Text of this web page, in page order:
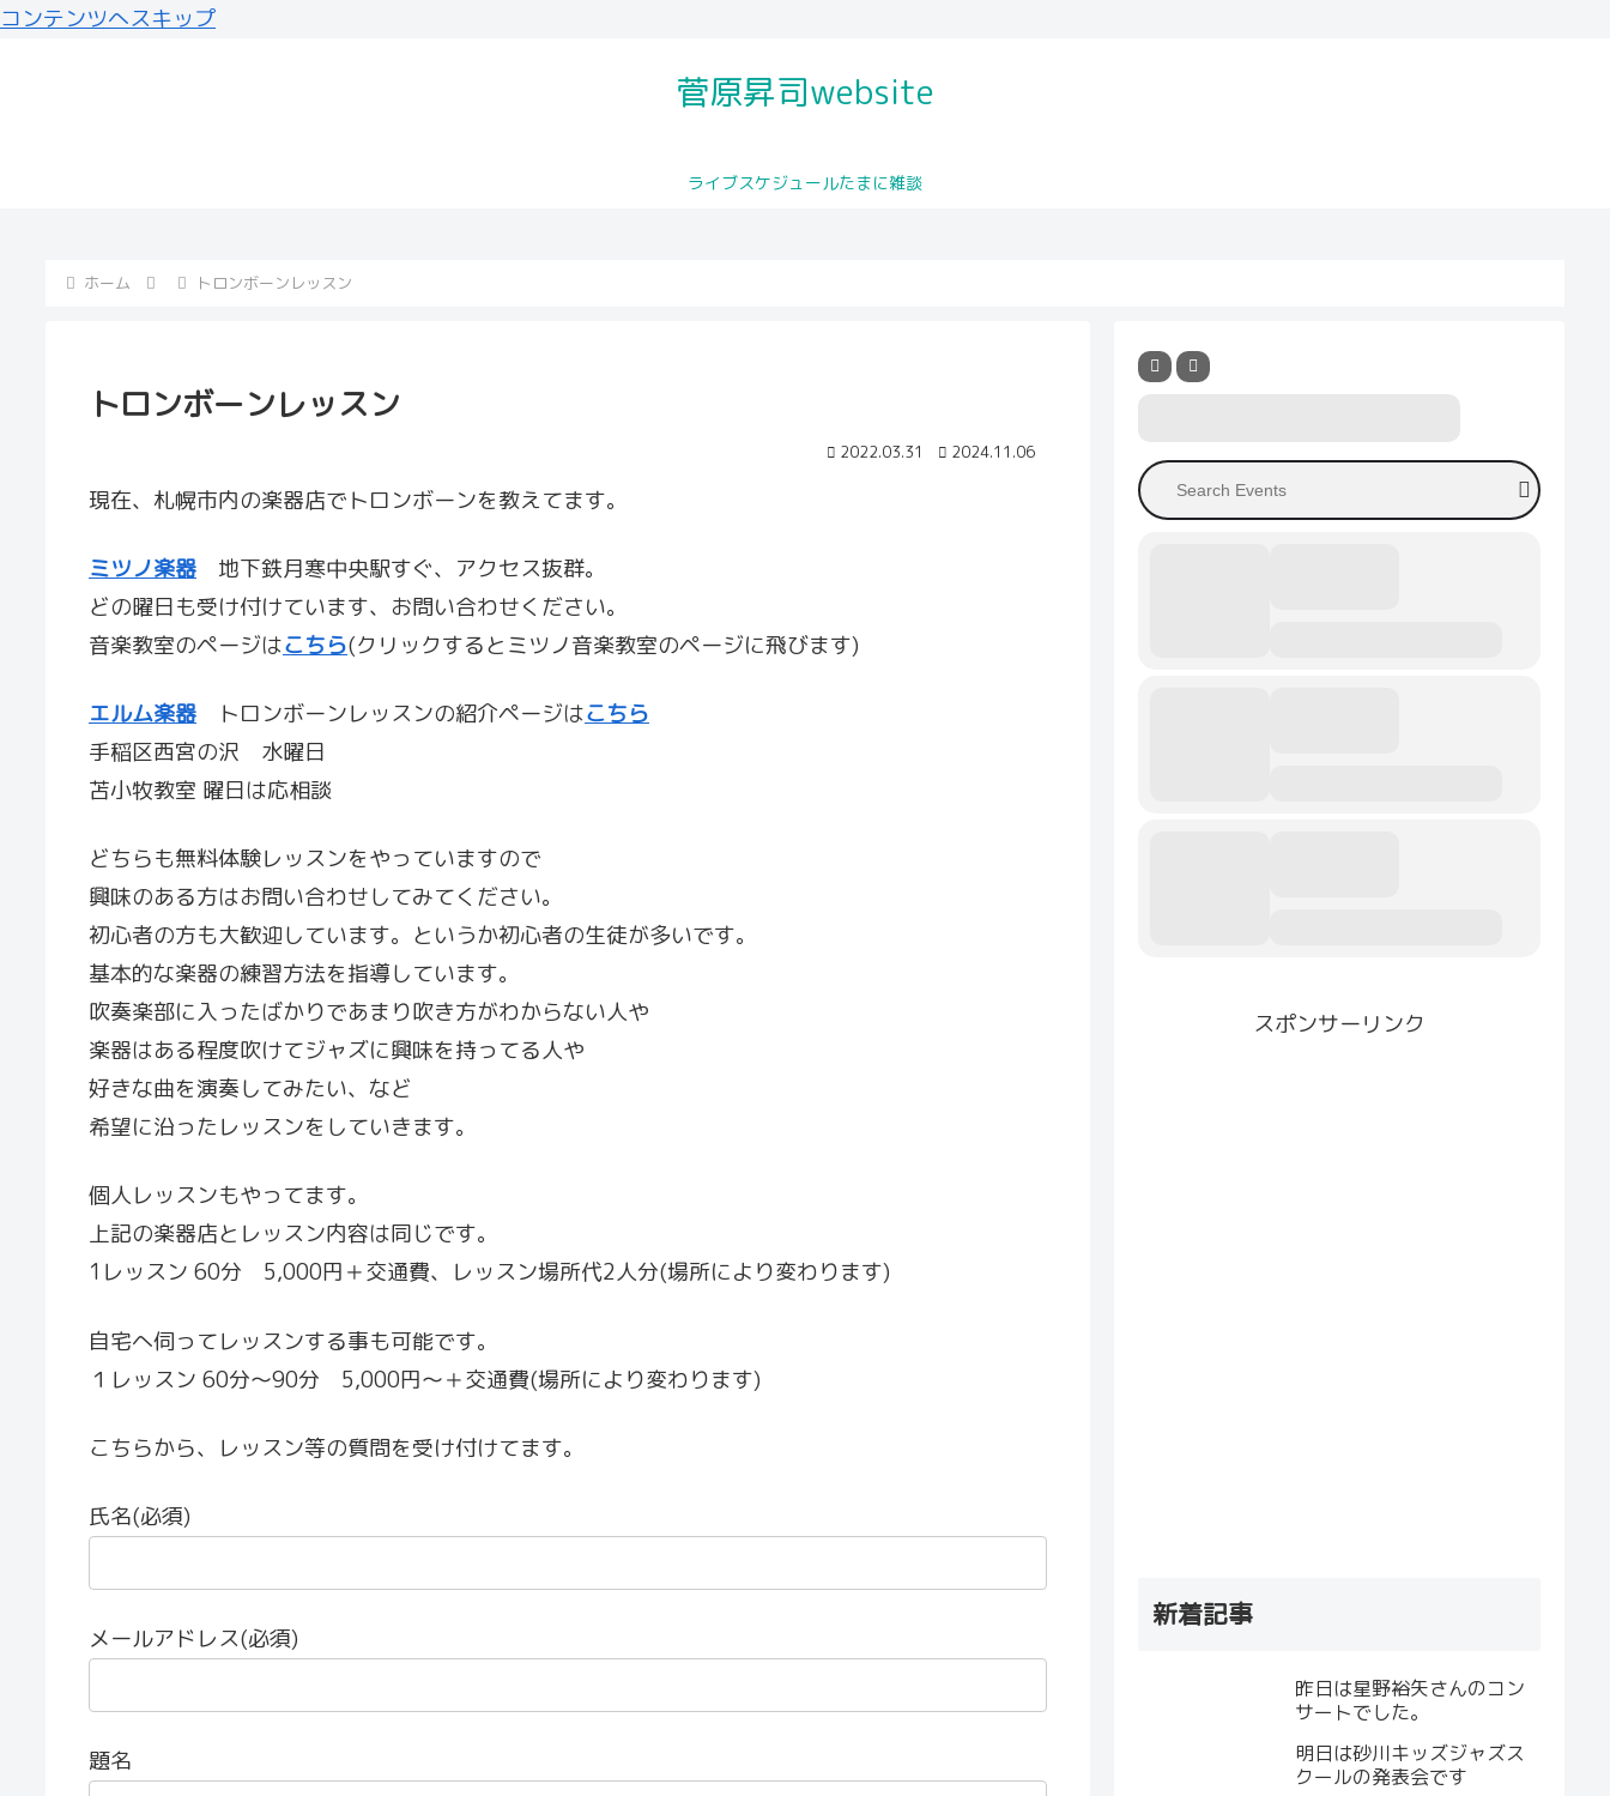
コンテンツへスキップ
菅原昇司website
ライブスケジュールたまに雑談
ホーム トロンボーンレッスン
トロンボーンレッスン
2022.03.31 2024.11.06
現在、札幌市内の楽器店でトロンボーンを教えてます。
ミツノ楽器
地下鉄月寒中央駅すぐ、アクセス抜群。
どの曜日も受け付けています、お問い合わせください。
音楽教室のページはこちら(クリックするとミツノ音楽教室のページに飛びます)
エルム楽器 トロンボーンレッスンの紹介ページはこちら
手稲区西宮の沢 水曜日
苫小牧教室 曜日は応相談
どちらも無料体験レッスンをやっていますので
興味のある方はお問い合わせしてみてください。
初心者の方も大歓迎しています。というか初心者の生徒が多いです。
基本的な楽器の練習方法を指導しています。
吹奏楽部に入ったばかりであまり吹き方がわからない人や
楽器はある程度吹けてジャズに興味を持ってる人や
好きな曲を演奏してみたい、など
希望に沿ったレッスンをしていきます。
個人レッスンもやってます。
上記の楽器店とレッスン内容は同じです。
1レッスン 60分 5,000円＋交通費、レッスン場所代2人分(場所により変わります)
自宅へ伺ってレッスンする事も可能です。
１レッスン 60分～90分 5,000円～＋交通費(場所により変わります)
こちらから、レッスン等の質問を受け付けてます。
氏名(必須)
メールアドレス(必須)
題名
Search Events
スポンサーリンク
新着記事
昨日は星野裕矢さんのコン
サートでした。
明日は砂川キッズジャズス
クールの発表会です